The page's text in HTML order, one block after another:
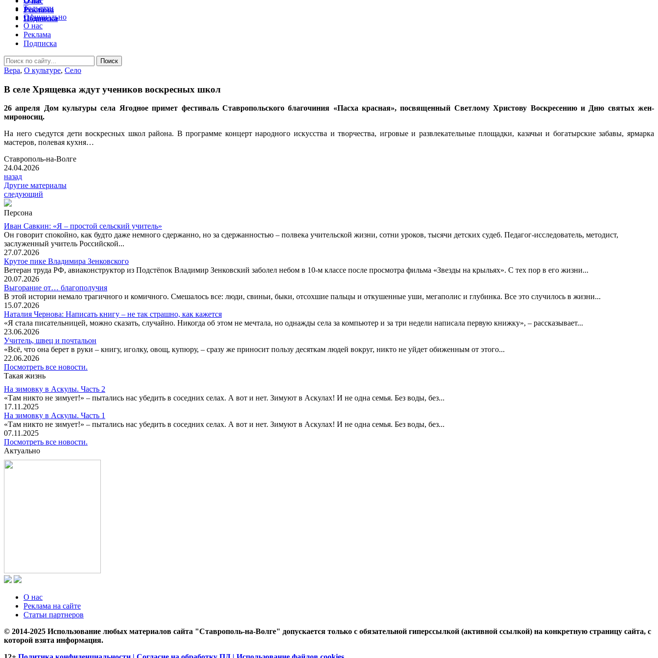
Тольятти
Официально
О нас
Реклама
Подписка
Вера, О культуре, Село
В селе Хрящевка ждут учеников воскресных школ
26 апреля Дом культуры села Ягодное примет фестиваль Ставропольского благочиния «Пасха красная», посвященный Светлому Христову Воскресению и Дню святых жен-
мироносиц.
На него съедутся дети воскресных школ района. В программе концерт народного искусства и творчества, игровые и развлекательные площадки, казачьи и богатырские забавы, ярмарка
мастеров, полевая кухня…
Ставрополь-на-Волге
24.04.2026
назад
Другие материалы
следующий
Персона
Иван Савкин: «Я – простой сельский учитель»
Он говорит спокойно, как будто даже немного сдержанно, но за сдержанностью – полвека учительской жизни, сотни уроков, тысячи детских судеб. Педагог-исследователь, методист,
заслуженный учитель Российской...
27.07.2026
Крутое пике Владимира Зенковского
Ветеран труда РФ, авиаконструктор из Подстёпок Владимир Зенковский заболел небом в 10-м классе после просмотра фильма «Звезды на крыльях». С тех пор в его жизни...
20.07.2026
Выгорание от… благополучия
В этой истории немало трагичного и комичного. Смешалось все: люди, свиньи, быки, отсохшие пальцы и откушенные уши, мегаполис и глубинка. Все это случилось в жизни...
15.07.2026
Наталия Чернова: Написать книгу – не так страшно, как кажется
«Я стала писательницей, можно сказать, случайно. Никогда об этом не мечтала, но однажды села за компьютер и за три недели написала первую книжку», – рассказывает...
23.06.2026
Учитель, швец и почтальон
«Всё, что она берет в руки – книгу, иголку, овощ, купюру, – сразу же приносит пользу десяткам людей вокруг, никто не уйдет обиженным от этого...
22.06.2026
Посмотреть все новости.
Такая жизнь
На зимовку в Аскулы. Часть 2
«Там никто не зимует!» – пытались нас убедить в соседних селах. А вот и нет. Зимуют в Аскулах! И не одна семья. Без воды, без...
17.11.2025
На зимовку в Аскулы. Часть 1
«Там никто не зимует!» – пытались нас убедить в соседних селах. А вот и нет. Зимуют в Аскулах! И не одна семья. Без воды, без...
07.11.2025
Посмотреть все новости.
Актуально
О нас
Реклама на сайте
Статьи партнеров
© 2014-2025 Использование любых материалов сайта "Ставрополь-на-Волге" допускается только с обязательной гиперссылкой (активной ссылкой) на конкретную страницу сайта, с
которой взята информация.
Реклама
Подписка